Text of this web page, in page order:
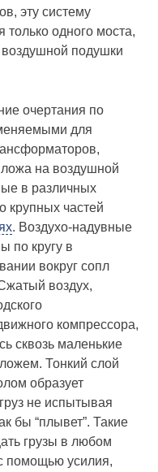
эту систему
только одного моста,
подушки
очертания по
для
на воздушной
в различных
крупных частей
. Воздухо-надувные
по кругу в
вокруг сопл
воздух,
компрессора,
сквозь маленькие
Тонкий слой
образует
не испытывая
бы “плывет”. Такие
грузы в любом
помощью усилия,